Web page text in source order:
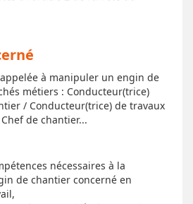
à manipuler un engin de
métiers : Conducteur(trice)
/ Conducteur(trice) de travaux
de chantier...
nécessaires à la
de chantier concerné en